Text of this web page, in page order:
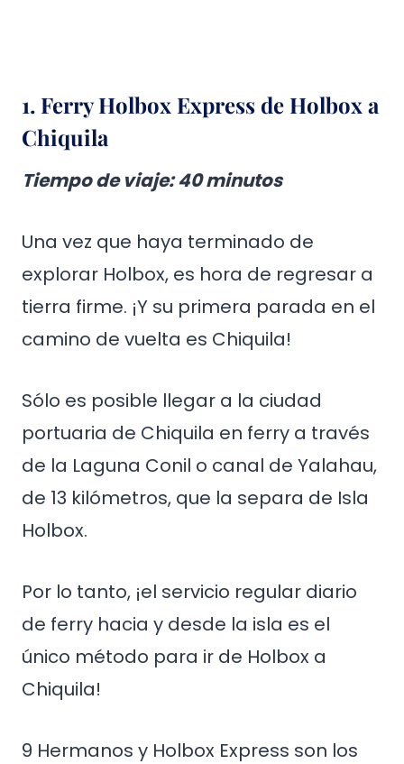
1. Ferry Holbox Express de Holbox a
Chiquila
Tiempo de viaje: 40 minutos
Una vez que haya terminado de
explorar Holbox, es hora de regresar a
tierra firme. ¡Y su primera parada en el
camino de vuelta es Chiquila!
Sólo es posible llegar a la ciudad
portuaria de Chiquila en ferry a través
de la Laguna Conil o canal de Yalahau,
de 13 kilómetros, que la separa de Isla
Holbox.
Por lo tanto, ¡el servicio regular diario
de ferry hacia y desde la isla es el
único método para ir de Holbox a
Chiquila!
9 Hermanos y Holbox Express son los